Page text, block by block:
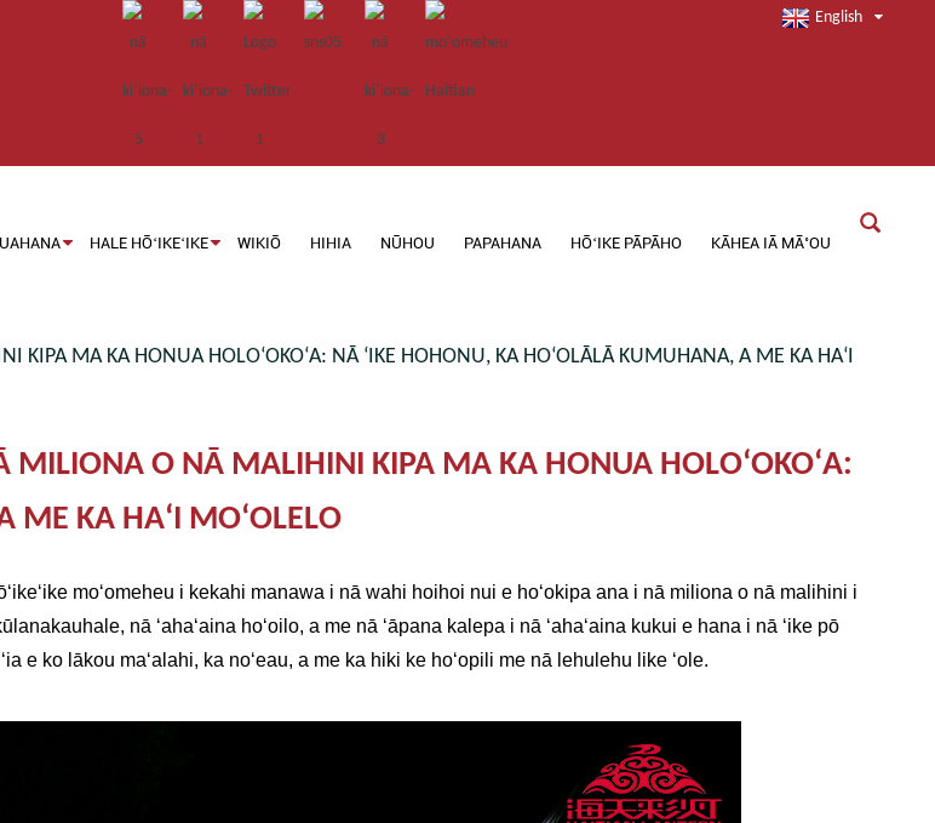
English
HALE HŌʻIKEʻIKE WIKIŌ HIHIA NŪHOU PAPAHANA HŌʻIKE PĀPĀHO KĀHEA IĀ MĀ˚OU
MA KA HONUA HOLOʻOKOʻA: NĀ ʻIKE HOHONU, KA HOʻOLĀLĀ KUMUHANA, A ME KA HAʻI
MILIONA O NĀ MALIHINI KIPA MA KA HONUA HOLOʻOKOʻA:
ME KA HAʻI MOʻOLELO
moʻomeheu i kekahi manawa i nā wahi hoihoi nui e hoʻokipa ana i nā miliona o nā malihini i
nā ʻahaʻaina hoʻoilo, a me nā ʻāpana kalepa i nā ʻahaʻaina kukui e hana i nā ʻike pō
e ko lākou maʻalahi, ka noʻeau, a me ka hiki ke hoʻopili me nā lehulehu like ʻole.